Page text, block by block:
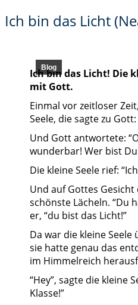
Ich bin das Licht
Blog
Ich bin das Licht! Die
mit Gott.
Einmal vor zeitloser
Seele, die sagte zu
Und Gott antwortete:
wunderbar! Wer bist Du
Die kleine Seele rief:
Und auf Gottes
schönste Lächeln. “Du
er, “du bist das Licht!”
Da war die kleine
sie hatte genau das
im Himmelreich
“Hey”, sagte die kleine
Klasse!”